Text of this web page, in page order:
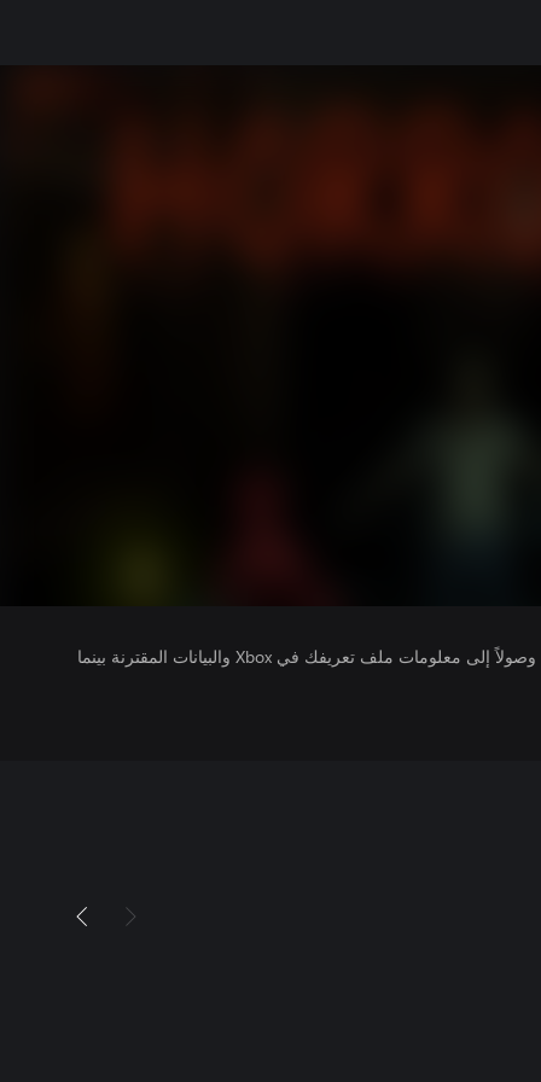
يتلقى ناشرو الألعاب التي تقوم بتشغيلها وصولاً إلى معلومات ملف تعريفك في Xbox والبيانات المقترنة بينما